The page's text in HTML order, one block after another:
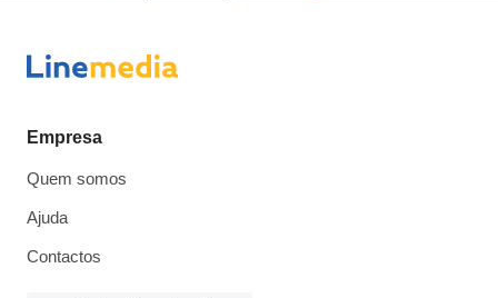
Empresa
Quem somos
Ajuda
Contactos